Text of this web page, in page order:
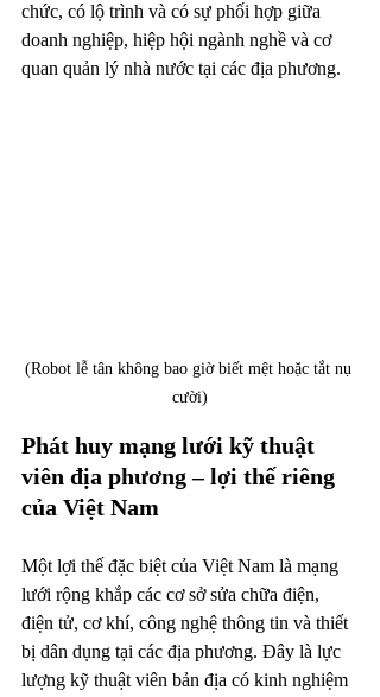
chức, có lộ trình và có sự phối hợp giữa
doanh nghiệp, hiệp hội ngành nghề và cơ
quan quản lý nhà nước tại các địa phương.
(Robot lễ tân không bao giờ biết mệt hoặc tắt nụ
cười)
Phát huy mạng lưới kỹ thuật
viên địa phương – lợi thế riêng
của Việt Nam
Một lợi thế đặc biệt của Việt Nam là mạng
lưới rộng khắp các cơ sở sửa chữa điện,
điện tử, cơ khí, công nghệ thông tin và thiết
bị dân dụng tại các địa phương. Đây là lực
lượng kỹ thuật viên bản địa có kinh nghiệm